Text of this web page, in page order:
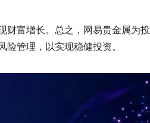
财富增长。总之，网易贵金属为
管理，以实现稳健投资。